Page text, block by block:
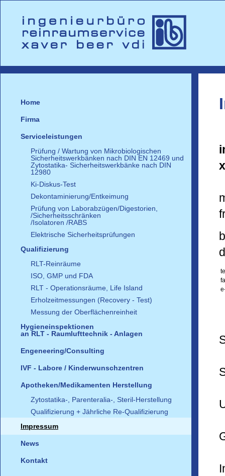
Home
Firma
Serviceleistungen
Prüfung / Wartung von Mikrobiologischen
Sicherheitswerkbänken nach DIN EN 12469 und
Zytostatika- Sicherheitswerkbänke nach DIN
12980
Ki-Diskus-Test
Dekontaminierung/Entkeimung
Prüfung von Laborabzügen/Digestorien,
/Sicherheitsschränken
/Isolatoren /RABS
Elektrische Sicherheitsprüfungen
Qualifizierung
RLT-Reinräume
ISO, GMP und FDA
RLT - Operationsräume, Life Island
Erholzeitmessungen (Recovery - Test)
Messung der Oberflächenreinheit
Hygieneinspektionen
an RLT - Raumlufttechnik - Anlagen
Engeneering/Consulting
IVF - Labore / Kinderwunschzentren
Apotheken/Medikamenten Herstellung
Zytostatika-, Parenteralia-, Steril-Herstellung
Qualifizierung + Jährliche Re-Qualifizierung
Impressum
News
Kontakt